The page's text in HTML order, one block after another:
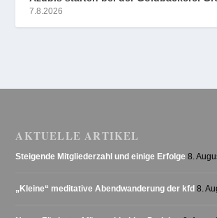
7.8.2026
AKTUELLE ARTIKEL
Steigende Mitgliederzahl und einige Erfolge 8.
„Kleine“ meditative Abendwanderung der kfd 8.